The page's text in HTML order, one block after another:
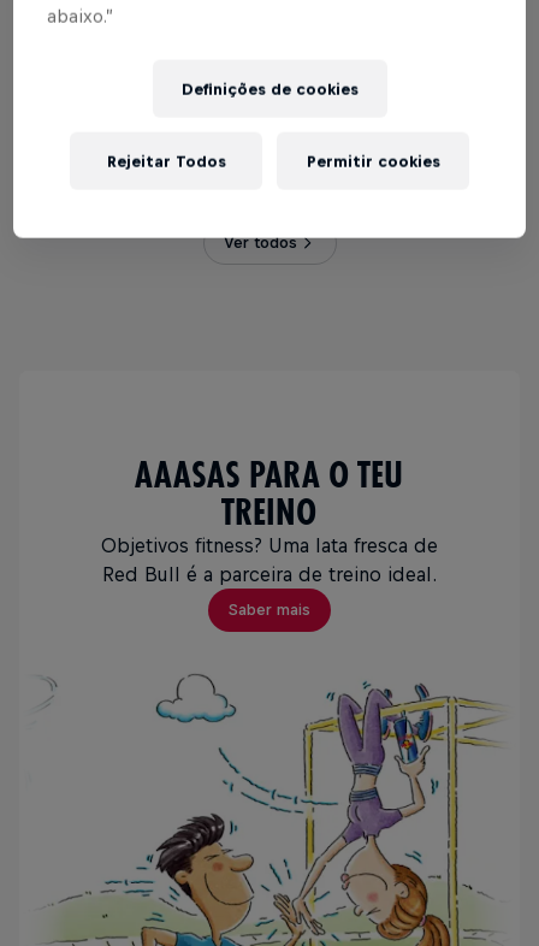
5 Setembro 2026
Registrations open
Ver todos
abaixo.”
Definições de cookies
Rejeitar Todos Permitir cookies